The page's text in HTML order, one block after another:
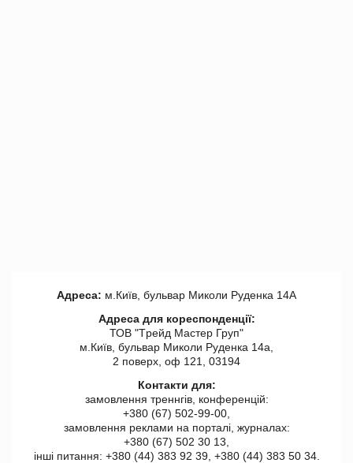
Адреса: м.Київ, бульвар Миколи Руденка 14А
Адреса для кореспонденції:
ТОВ "Tрейд Мастер Груп"
м.Київ, бульвар Миколи Руденка 14а,
2 поверх, оф 121, 03194
Контакти для:
замовлення треннгів, конференцій:
+380 (67) 502-99-00,
замовлення реклами на порталі, журналах:
+380 (67) 502 30 13,
інші питання: +380 (44) 383 92 39, +380 (44) 383 50 34.